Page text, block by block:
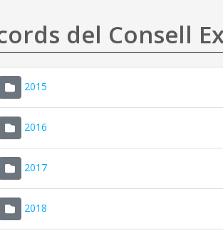
del Consell
2015
2016
2017
2018